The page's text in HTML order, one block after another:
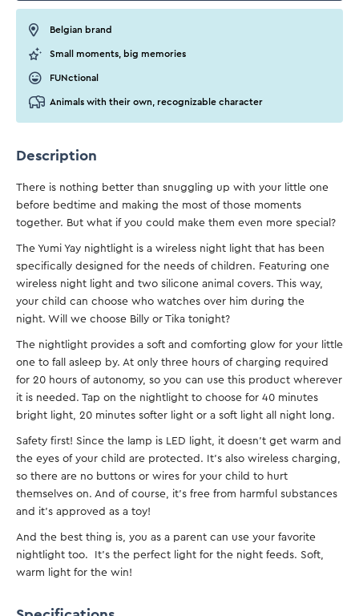
Belgian brand
Small moments, big memories
FUNctional
Animals with their own, recognizable character
Description
There is nothing better than snuggling up with your little one
before bedtime and making the most of those moments
together. But what if you could make them even more special?
The Yumi Yay nightlight is a wireless night light that has been
specifically designed for the needs of children. Featuring one
wireless night light and two silicone animal covers. This way,
your child can choose who watches over him during the
night. Will we choose Billy or Tika tonight?
The nightlight provides a soft and comforting glow for your little
one to fall asleep by. At only three hours of charging required
for 20 hours of autonomy, so you can use this product wherever
it is needed. Tap on the nightlight to choose for 40 minutes
bright light, 20 minutes softer light or a soft light all night long.
Safety first! Since the lamp is LED light, it doesn’t get warm and
the eyes of your child are protected. It’s also wireless charging,
so there are no buttons or wires for your child to hurt
themselves on. And of course, it’s free from harmful substances
and it’s approved as a toy!
And the best thing is, you as a parent can use your favorite
nightlight too. It’s the perfect light for the night feeds. Soft,
warm light for the win!